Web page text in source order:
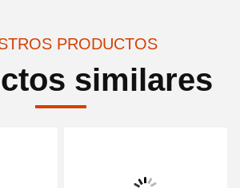
PRODUCTOS
similares